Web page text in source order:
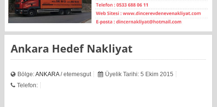
Ankara Hedef Nakliyat
Bölge:ANKARA/ etemesgut
Üyelik Tarihi: 5 Ekim 2015
Telefon: